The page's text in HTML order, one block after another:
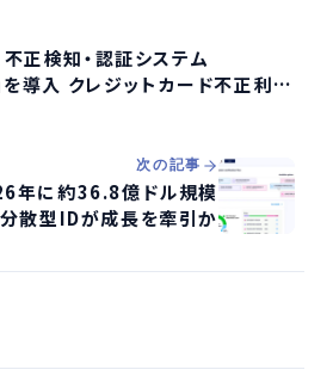
不正検知・認証システム
を導入 クレジットカード不正利用
次の記事
年に約36.8億ドル規模
散型IDが成長を牽引か